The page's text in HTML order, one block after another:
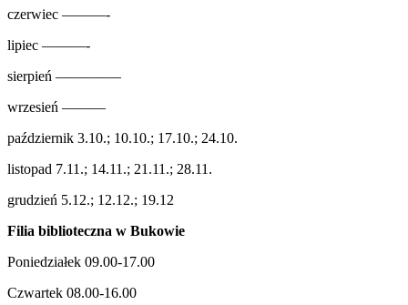
czerwiec ———-
lipiec ———-
sierpień ————–
wrzesień ———
październik 3.10.; 10.10.; 17.10.; 24.10.
listopad 7.11.; 14.11.; 21.11.; 28.11.
grudzień 5.12.; 12.12.; 19.12
Filia biblioteczna w Bukowie
Poniedziałek 09.00-17.00
Czwartek 08.00-16.00